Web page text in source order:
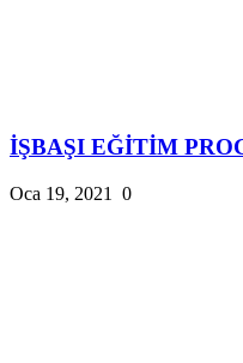
İŞBAŞI EĞİTİM
Oca 19, 2021 0